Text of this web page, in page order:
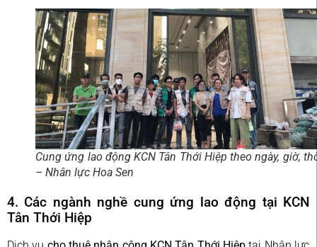
Cung ứng lao động KCN Tân Thới Hiệp theo ngày, giờ,
– Nhân lực Hoa Sen
4. Các ngành nghề cung ứng lao động tại KCN
Tân Thới Hiệp